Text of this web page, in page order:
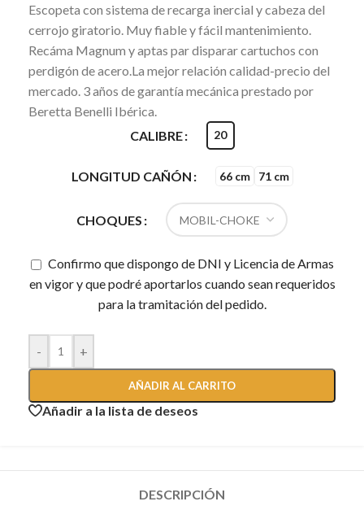
Escopeta con sistema de recarga inercial y cabeza del
cerrojo giratorio. Muy fiable y fácil mantenimiento.
Recáma Magnum y aptas par disparar cartuchos con
perdigón de acero.La mejor relación calidad-precio del
mercado. 3 años de garantía mecánica prestado por
Beretta Benelli Ibérica.
CALIBRE
20
LONGITUD CAÑÓN 66 cm 71 cm
CHOQUES
Confirmo que dispongo de DNI y Licencia de Armas
en vigor y que podré aportarlos cuando sean requeridos
para la tramitación del pedido.
- +
AÑADIR AL CARRITO
Añadir a la lista de deseos
DESCRIPCIÓN